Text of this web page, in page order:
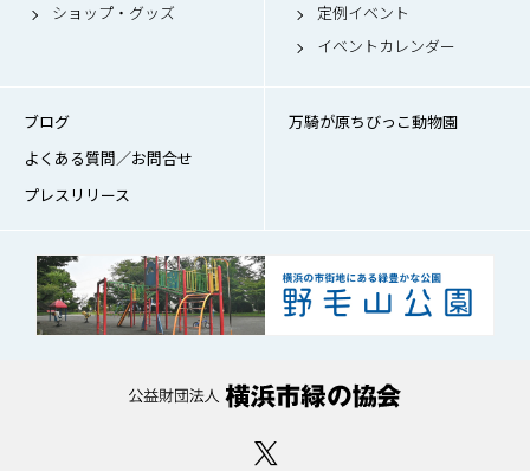
ショップ・グッズ
定例イベント
イベントカレンダー
ブログ
よくある質問／お問合せ
プレスリリース
万騎が原ちびっこ動物園